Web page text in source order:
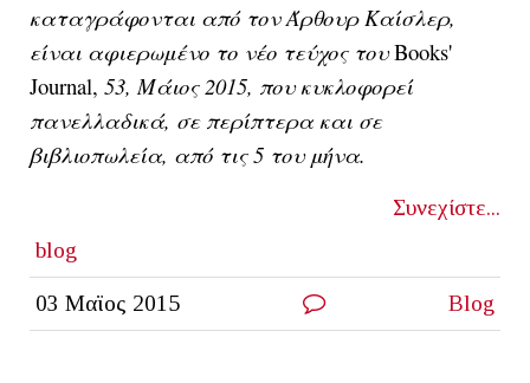
καταγράφονται από τον Άρθουρ Καίσλερ,
είναι αφιερωμένο το νέο τεύχος τουBooks'
Journal, 53, Μάιος 2015, που κυκλοφορεί
πανελλαδικά, σε περίπτερα και σε
βιβλιοπωλεία, από τις 5 του μήνα.
Συνεχίστε...
blog
03 Μαϊος 2015 Blog